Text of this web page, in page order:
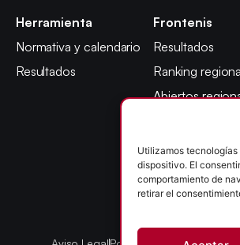
Utilizamos
dispositivo. El
comportamiento de
retirar el
Herramienta
Normativa y calendario
Resultados
Frontenis
Resultados
Ranking
Abiertos
Copa
Abiertos edad
Campeonato